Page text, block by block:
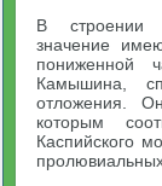
В строении
значение
пониженной
Камышина,
отложения.
которым
Каспийского